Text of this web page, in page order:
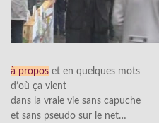
à propos et en quelques mots
d’où ça vient
dans la vraie vie sans capuche
et sans pseudo sur le net…